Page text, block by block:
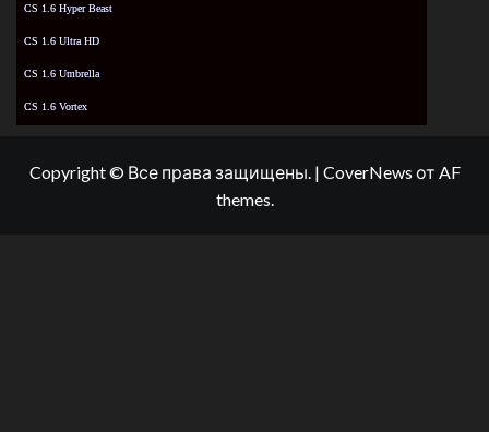
CS 1.6 Hyper Beast
CS 1.6 Ultra HD
CS 1.6 Umbrella
CS 1.6 Vortex
Copyright © Все права защищены. | CoverNews от AF
themes.